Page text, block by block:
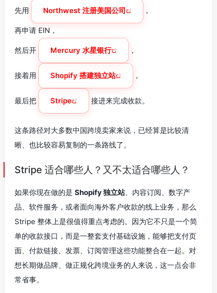
先用 Northwest 注册美国公司 ，
再申请 EIN，
然后开 Mercury 水星银行 ，
接着用 Shopify 搭建独立站 ，
最后把 Stripe 接进来完成收款。
这条路径对大多数中国跨境卖家来说，已经算是比较清
晰、也比较容易复制的一条路线了。
Stripe 适合哪些人？又不太适合哪些人？
如果你现在做的是 Shopify 独立站、内容订阅、数字产
品、软件服务，或者面向海外客户收款的线上业务，那么
Stripe 整体上是很值得重点考虑的。因为它不只是一个简
单的收款接口，而是一整套支付基础设施，能够把支付页
面、付款链接、发票、订阅管理这些功能整合在一起。对
想长期做品牌、做正规化跨境业务的人来说，这一点会非
常省事。